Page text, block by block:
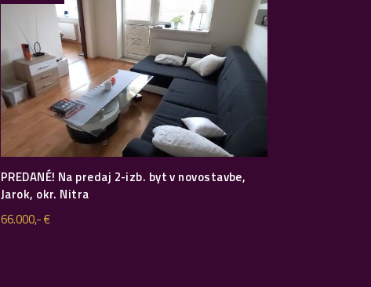
PREDANÉ! Na predaj 2-izb. byt v novostavbe,
Jarok, okr. Nitra
66.000,- €